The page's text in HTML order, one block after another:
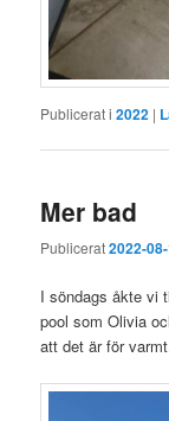
Publicerat i 2022 |
Mer bad
Publicerat2022-
I söndags åkte vi
pool som Olivia
att det är för